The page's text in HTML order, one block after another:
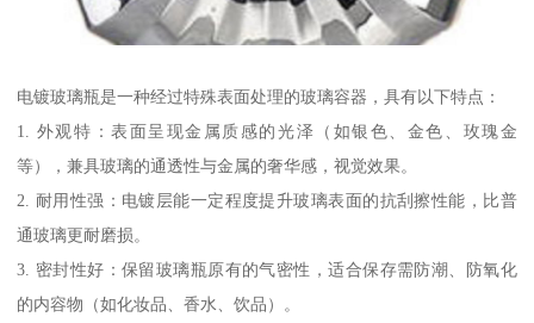
电镀玻璃瓶是一种经过特殊表面处理的玻璃容器，具有以下特点：
1. 外观特：表面呈现金属质感的光泽（如银色、金色、玫瑰金
等），兼具玻璃的通透性与金属的奢华感，视觉效果。
2. 耐用性强：电镀层能一定程度提升玻璃表面的抗刮擦性能，比普
通玻璃更耐磨损。
3. 密封性好：保留玻璃瓶原有的气密性，适合保存需防潮、防氧化
的内容物（如化妆品、香水、饮品）。